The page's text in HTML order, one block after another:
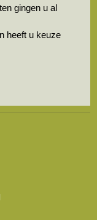
gingen u al
heeft u keuze